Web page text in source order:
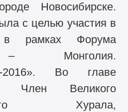
Новосибирске.
с целью участия в
в рамках Форума
Монголия.
2016». Во главе
Член Великого
Хурала,